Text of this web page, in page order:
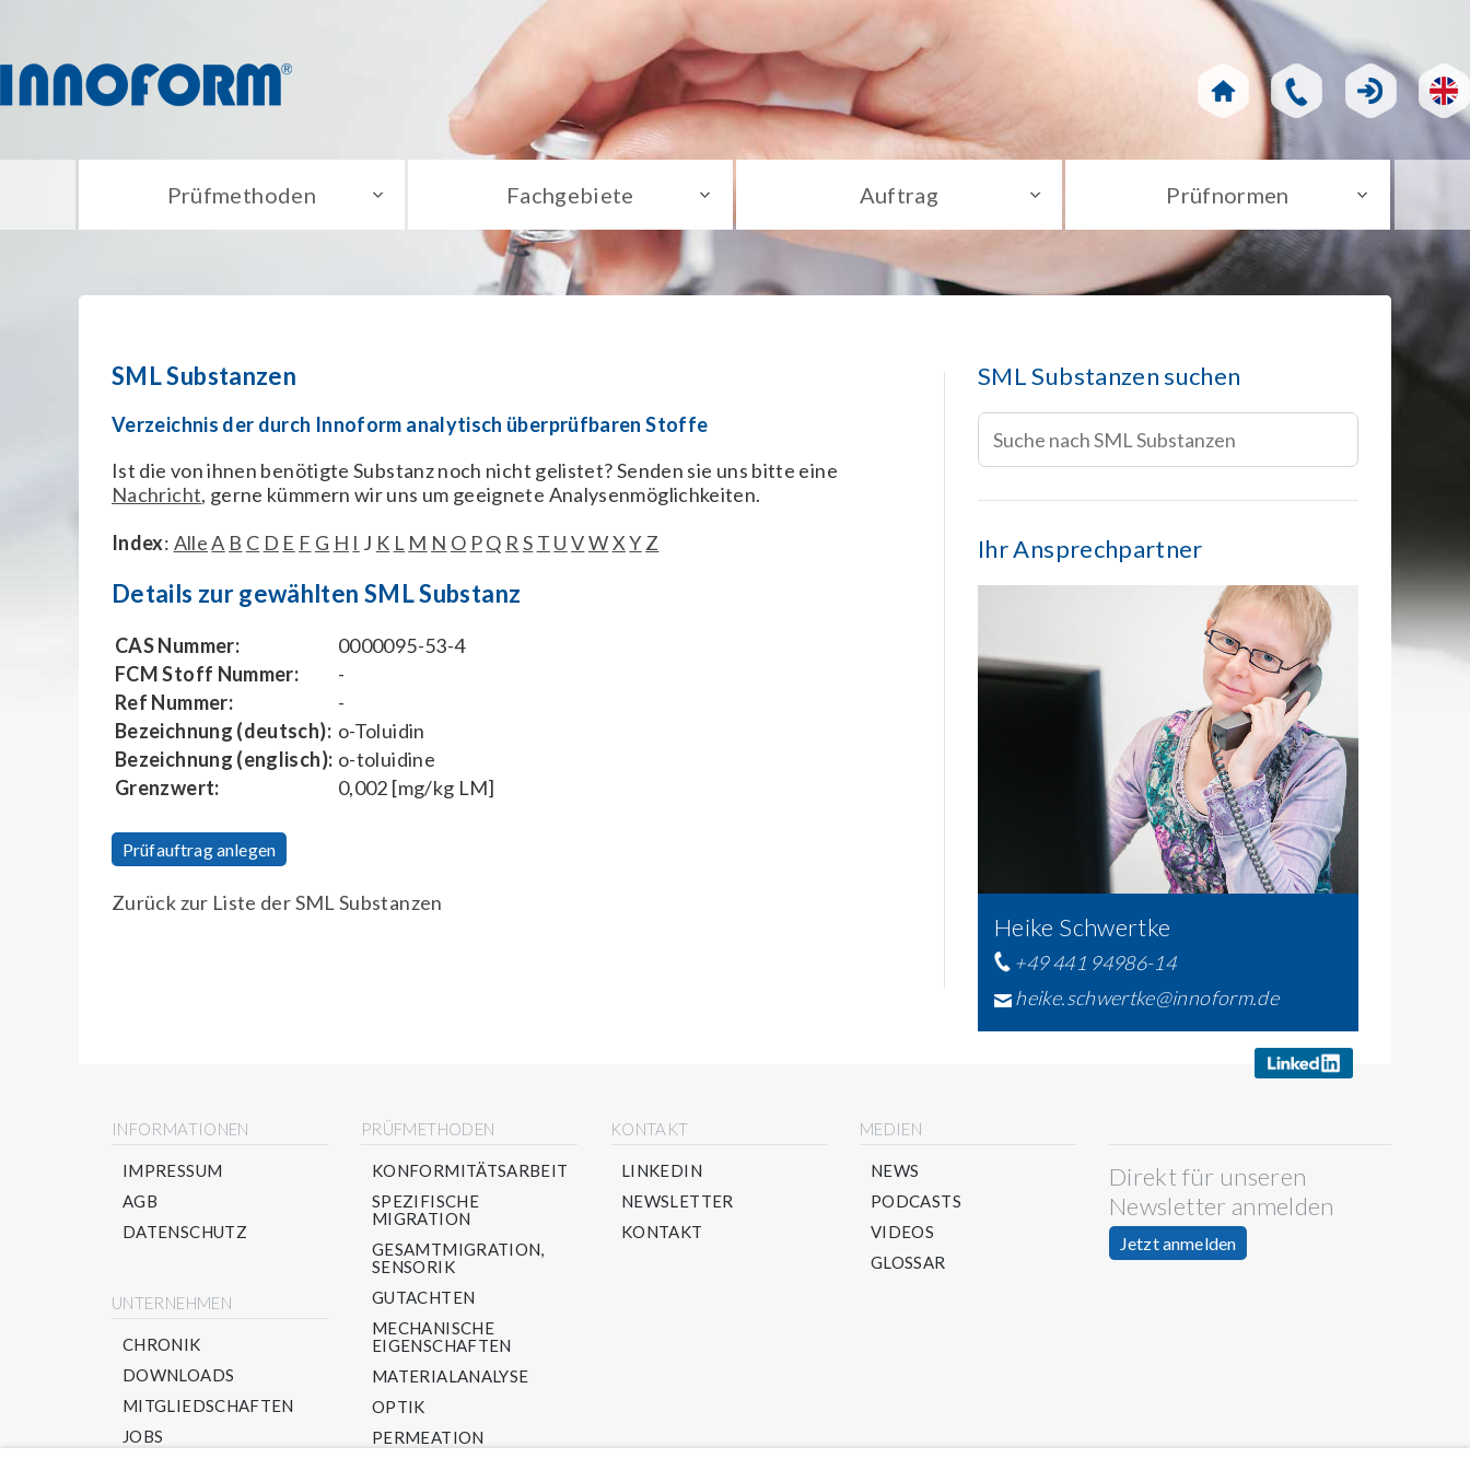
Prüfmethoden Fachgebiete Auftrag Prüfnormen
SML Substanzen
Verzeichnis der durch Innoform analytisch überprüfbaren Stoffe
Ist die von ihnen benötigte Substanz noch nicht gelistet? Senden sie uns bitte eine
Nachricht, gerne kümmern wir uns um geeignete Analysenmöglichkeiten.
Index: AlleA B C D E F G H I J K L M N O PQ R S T U VWXY Z
Details zur gewählten SML Substanz
CAS Nummer:
0000095-53-4
FCM Stoff Nummer:
-
Ref Nummer:
-
Bezeichnung (deutsch): o-Toluidin
Bezeichnung (englisch): o-toluidine
Grenzwert:
0,002 [mg/kg LM]
Prüfauftrag anlegen
Zurück zur Liste der SML Substanzen
SML Substanzen suchen
Ihr Ansprechpartner
Heike Schwertke
+49 441 94986-14
heike.schwertke@innoform.de
INFORMATIONEN
IMPRESSUM
AGB
DATENSCHUTZ
UNTERNEHMEN
CHRONIK
DOWNLOADS
MITGLIEDSCHAFTEN
JOBS
PRÜFMETHODEN
KONFORMITÄTSARBEIT
SPEZIFISCHE
MIGRATION
GESAMTMIGRATION,
SENSORIK
GUTACHTEN
MECHANISCHE
EIGENSCHAFTEN
MATERIALANALYSE
OPTIK
PERMEATION
KONTAKT
LINKEDIN
NEWSLETTER
KONTAKT
MEDIEN
NEWS
PODCASTS
VIDEOS
GLOSSAR
Direkt für unseren
Newsletter anmelden
Jetzt anmelden